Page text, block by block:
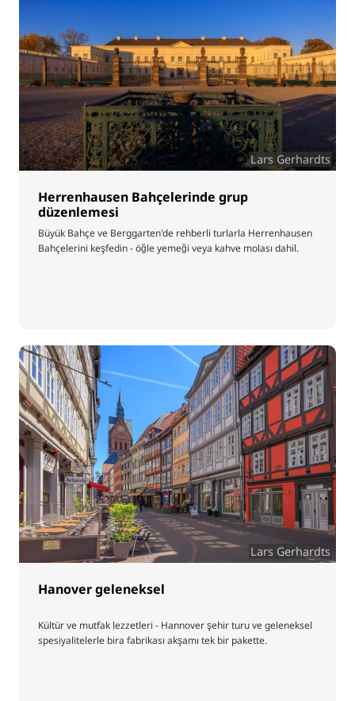
Lars Gerhardts
Herrenhausen Bahçelerinde grup
düzenlemesi
Büyük Bahçe ve Berggarten'de rehberli turlarla Herrenhausen
Bahçelerini keşfedin - öğle yemeği veya kahve molası dahil.
Lars Gerhardts
Hanover geleneksel
Kültür ve mutfak lezzetleri - Hannover şehir turu ve geleneksel
spesiyalitelerle bira fabrikası akşamı tek bir pakette.